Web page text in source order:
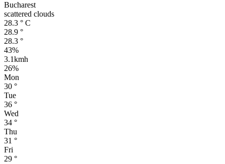
Bucharest
scattered clouds
28.3 ° C
28.9 °
28.3 °
43%
3.1kmh
26%
Mon
30 °
Tue
36 °
Wed
34 °
Thu
31 °
Fri
29 °